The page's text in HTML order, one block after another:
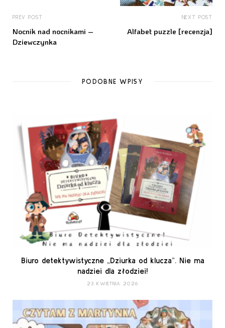
PREV POST
Nocnik nad nocnikami –
Dziewczynka
NEXT POST
Alfabet puzzle [recenzja]
PODOBNE WPISY
Biuro detektywistyczne „Dziurka od klucza”. Nie ma
nadziei dla złodziei!
23 KWIETNIA 2026